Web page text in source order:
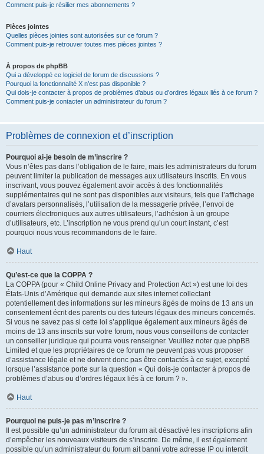
Comment puis-je résilier mes abonnements ?
Pièces jointes
Quelles pièces jointes sont autorisées sur ce forum ?
Comment puis-je retrouver toutes mes pièces jointes ?
À propos de phpBB
Qui a développé ce logiciel de forum de discussions ?
Pourquoi la fonctionnalité X n’est pas disponible ?
Qui dois-je contacter à propos de problèmes d’abus ou d’ordres légaux liés à ce forum ?
Comment puis-je contacter un administrateur du forum ?
Problèmes de connexion et d’inscription
Pourquoi ai-je besoin de m’inscrire ?
Vous n’êtes pas dans l’obligation de le faire, mais les administrateurs du forum
peuvent limiter la publication de messages aux utilisateurs inscrits. En vous
inscrivant, vous pouvez également avoir accès à des fonctionnalités
supplémentaires qui ne sont pas disponibles aux visiteurs, tels que l’affichage
d’avatars personnalisés, l’utilisation de la messagerie privée, l’envoi de
courriers électroniques aux autres utilisateurs, l’adhésion à un groupe
d’utilisateurs, etc. L’inscription ne vous prend qu’un court instant, c’est
pourquoi nous vous recommandons de le faire.
Haut
Qu’est-ce que la COPPA ?
La COPPA (pour « Child Online Privacy and Protection Act ») est une loi des
États-Unis d’Amérique qui demande aux sites internet collectant
potentiellement des informations sur les mineurs âgés de moins de 13 ans un
consentement écrit des parents ou des tuteurs légaux des mineurs concernés.
Si vous ne savez pas si cette loi s’applique également aux mineurs âgés de
moins de 13 ans inscrits sur votre forum, nous vous conseillons de contacter
un conseiller juridique qui pourra vous renseigner. Veuillez noter que phpBB
Limited et que les propriétaires de ce forum ne peuvent pas vous proposer
d’assistance légale et ne doivent donc pas être contactés à ce sujet, excepté
lorsque l’assistance porte sur la question « Qui dois-je contacter à propos de
problèmes d’abus ou d’ordres légaux liés à ce forum ? ».
Haut
Pourquoi ne puis-je pas m’inscrire ?
Il est possible qu’un administrateur du forum ait désactivé les inscriptions afin
d’empêcher les nouveaux visiteurs de s’inscrire. De même, il est également
possible qu’un administrateur du forum ait banni votre adresse IP ou interdit